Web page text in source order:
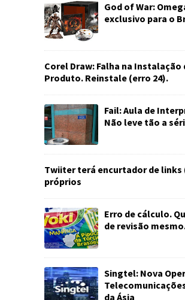
God of War:
exclusivo para o
Corel Draw: Falha na Instalação
Produto. Reinstale (erro 24).
Fail: Aula de
Não leve tão a
Twiiter terá encurtador de links
próprios
Erro de cálculo.
de revisão
Singtel: Nova
da Ásia